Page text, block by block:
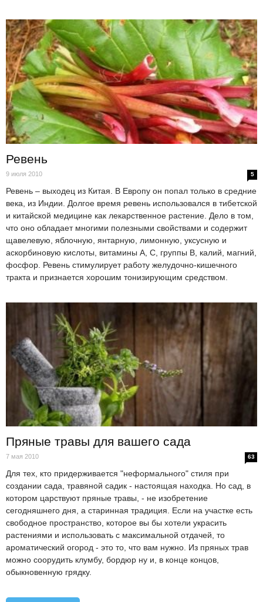
Ревень
9 июля 2010 5
Ревень – выходец из Китая. В Европу он попал только в средние
века, из Индии. Долгое время ревень использовался в тибетской
и китайской медицине как лекарственное растение. Дело в том,
что оно обладает многими полезными свойствами и содержит
щавелевую, яблочную, янтарную, лимонную, уксусную и
аскорбиновую кислоты, витамины А, С, группы В, калий, магний,
фосфор. Ревень стимулирует работу желудочно-кишечного
тракта и признается хорошим тонизирующим средством.
Пряные травы для вашего сада
7 мая 2010 63
Для тех, кто придерживается "неформального" стиля при
создании сада, травяной садик - настоящая находка. Но сад, в
котором царствуют пряные травы, - не изобретение
сегодняшнего дня, а старинная традиция. Если на участке есть
свободное пространство, которое вы бы хотели украсить
растениями и использовать с максимальной отдачей, то
ароматический огород - это то, что вам нужно. Из пряных трав
можно соорудить клумбу, бордюр ну и, в конце концов,
обыкновенную грядку.